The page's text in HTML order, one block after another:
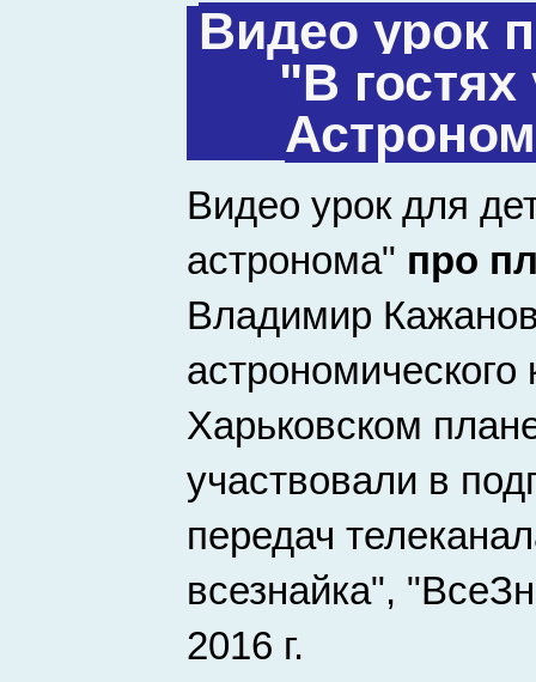
Видео урок
"В
Видео урок для
астронома" про
Владимир
астрономического
Харьковском
участвовали в
передач
всезнайка",
2016 г.